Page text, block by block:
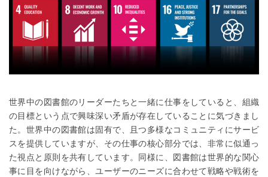
世界中の図書館のリーダーたちと一緒に仕事をしていると、組織
の目標という点で興味深い矛盾が存在していることに気づきまし
た。世界中の図書館は固有で、且つ多様なコミュニティにサービ
スを提供していますが、その仕事の核心部分では、非常に似通っ
た視点と原則を共有しています。同様に、図書館は世界的な関心
事に目を向けながら、ユーザーのニーズに合わせて戦略や戦術を